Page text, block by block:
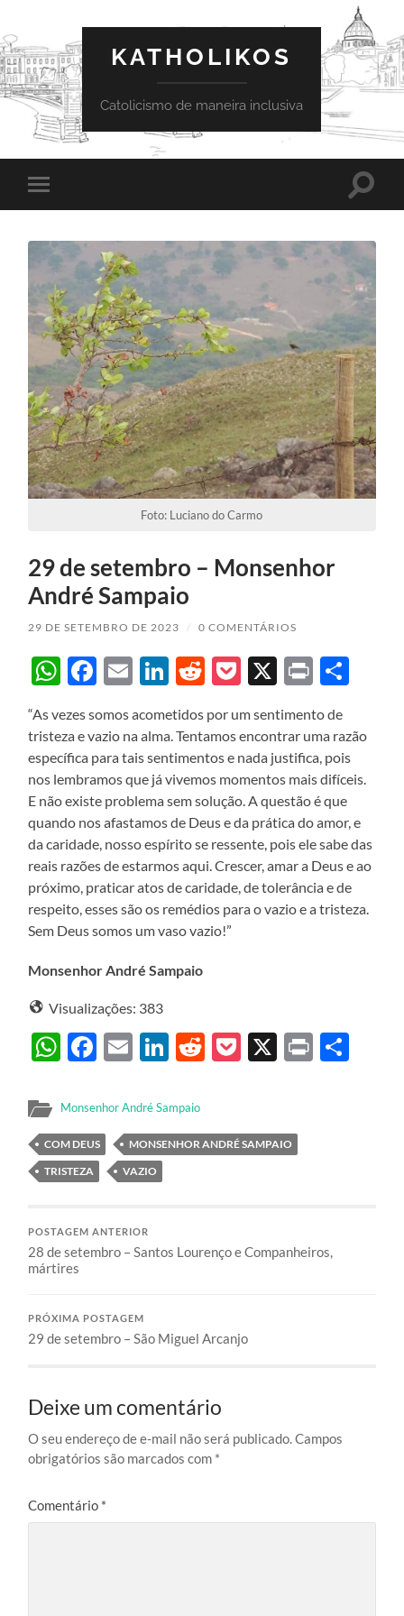
KATHOLIKOS
Catolicismo de maneira inclusiva
Toggle
mobile
Toggle
Foto: Luciano do Carmo
29 de setembro – Monsenhor
André Sampaio
29 DE SETEMBRO DE 2023 / 0 COMENTÁRIOS
WhatsApp
Facebook
EmailLinkedIn
Reddit
Pocket
X Print
“As vezes somos acometidos por um sentimento de
tristeza e vazio na alma. Tentamos encontrar uma razão
específica para tais sentimentos e nada justifica, pois
nos lembramos que já vivemos momentos mais difíceis.
E não existe problema sem solução. A questão é que
quando nos afastamos de Deus e da prática do amor, e
da caridade, nosso espírito se ressente, pois ele sabe das
reais razões de estarmos aqui. Crescer, amar a Deus e ao
próximo, praticar atos de caridade, de tolerância e de
respeito, esses são os remédios para o vazio e a tristeza.
Sem Deus somos um vaso vazio!”
Monsenhor André Sampaio
Visualizações: 383
WhatsApp
Facebook
EmailLinkedIn
Reddit
Pocket
X Print
Monsenhor André Sampaio
COM DEUS
MONSENHOR ANDRÉ SAMPAIO
TRISTEZA
VAZIO
POSTAGEM ANTERIOR
28 de setembro – Santos Lourenço e Companheiros,
mártires
PRÓXIMA POSTAGEM
29 de setembro – São Miguel Arcanjo
Deixe um comentário
O seu endereço de e-mail não será publicado.Campos
obrigatórios são marcados com *
Comentário *